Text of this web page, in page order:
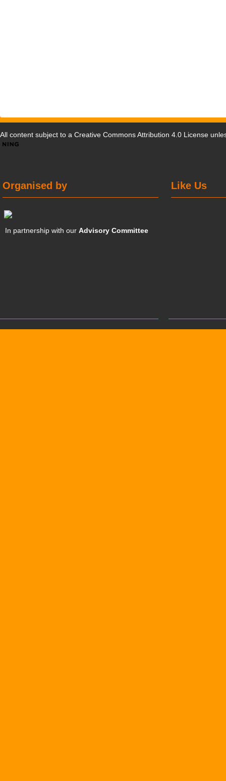
All content subject to a Creative Commons Attribution 4.0 License
Like Us
Organised by
In partnership with ourAdvisory Committee